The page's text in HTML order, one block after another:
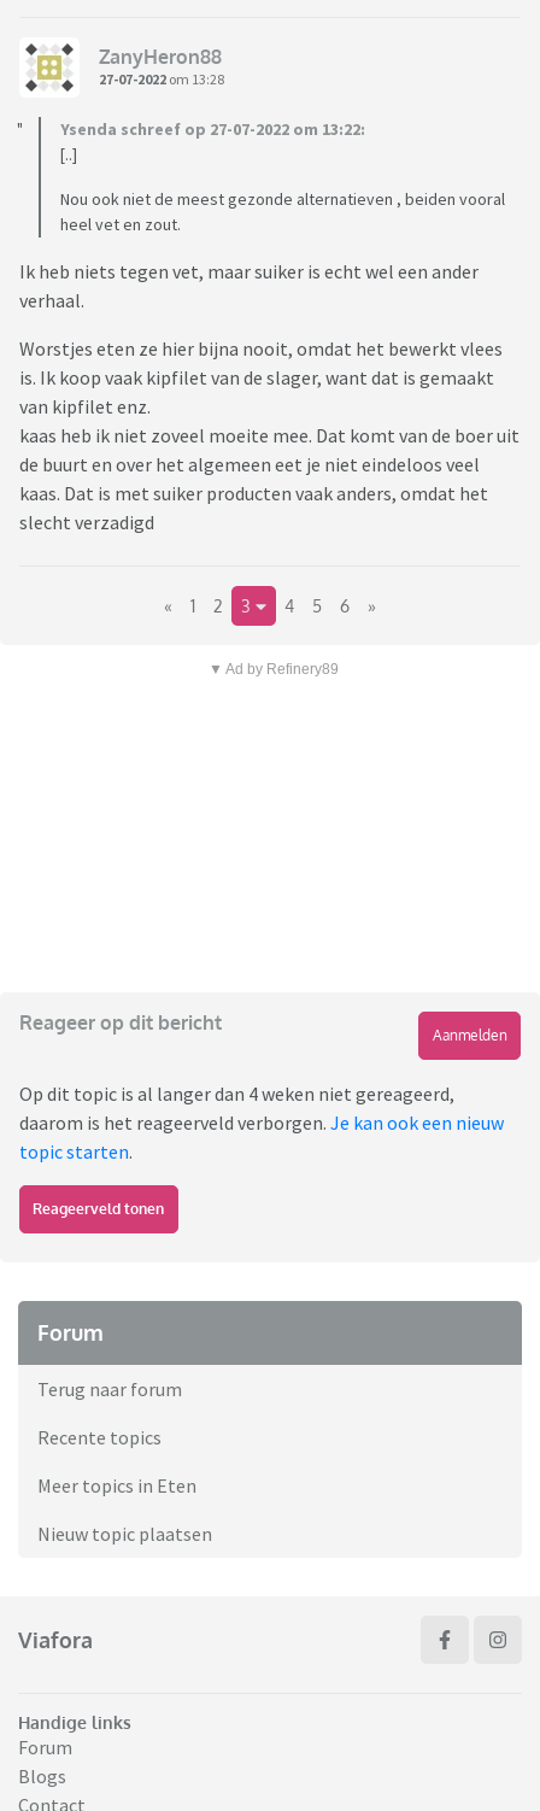
ZanyHeron88
27-07-2022 om 13:28
Ysenda schreef op 27-07-2022 om 13:22:
[..]
Nou ook niet de meest gezonde alternatieven , beiden vooral
heel vet en zout.
Ik heb niets tegen vet, maar suiker is echt wel een ander
verhaal.
Worstjes eten ze hier bijna nooit, omdat het bewerkt vlees
is. Ik koop vaak kipfilet van de slager, want dat is gemaakt
van kipfilet enz.
kaas heb ik niet zoveel moeite mee. Dat komt van de boer uit
de buurt en over het algemeen eet je niet eindeloos veel
kaas. Dat is met suiker producten vaak anders, omdat het
slecht verzadigd
« 1 2 3 4 5 6 »
▼ Ad by Refinery89
Reageer op dit bericht
Aanmelden
Op dit topic is al langer dan 4 weken niet gereageerd,
daarom is het reageerveld verborgen. Je kan ook een nieuw
topic starten.
Reageerveld tonen
Forum
Terug naar forum
Recente topics
Meer topics in Eten
Nieuw topic plaatsen
Viafora
Handige links
Forum
Blogs
Contact